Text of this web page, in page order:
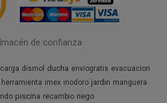
de confianza
dismol ducha enviogratis evacuacion
herramienta imex inodoro jardin manguera
piscina recambio riego